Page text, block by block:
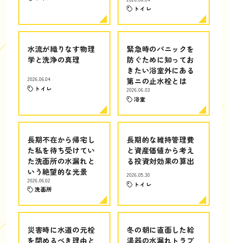
トイレ
水流が織りなす物理
学と洗浄の真理
2026.06.04
トイレ
緊急時のパニックを
防ぐために知ってお
きたい浴室外にある
第ニの止水栓とは
2026.06.03
浴室
長期不在から帰宅し
た私を待ち受けてい
た洗面所の水漏れと
いう絶望的な光景
2026.06.02
洗面所
長期的な維持管理費
と資産価値から考え
る投資対効果の算出
2026.05.30
トイレ
災害時に水道の元栓
を閉めるべき理由と
冬の朝に直面した給
湯器の水漏れトラブ